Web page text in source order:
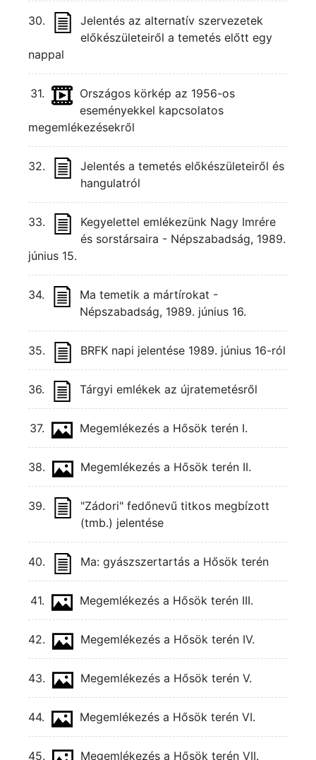
30.
Jelentés az alternatív szervezetek
előkészületeiről a temetés előtt egy
nappal
31.
Országos körkép az 1956-os
eseményekkel kapcsolatos
megemlékezésekről
32.
Jelentés a temetés előkészületeiről és
hangulatról
33.
Kegyelettel emlékezünk Nagy Imrére
és sorstársaira - Népszabadság, 1989.
június 15.
34.
Ma temetik a mártírokat -
Népszabadság, 1989. június 16.
35. BRFK napi jelentése 1989. június 16-ról
36. Tárgyi emlékek az újratemetésről
37. Megemlékezés a Hősök terén I.
38. Megemlékezés a Hősök terén II.
39.
"Zádori" fedőnevű titkos megbízott
(tmb.) jelentése
40. Ma: gyászszertartás a Hősök terén
41. Megemlékezés a Hősök terén III.
42. Megemlékezés a Hősök terén IV.
43. Megemlékezés a Hősök terén V.
44. Megemlékezés a Hősök terén VI.
45. Megemlékezés a Hősök terén VII.